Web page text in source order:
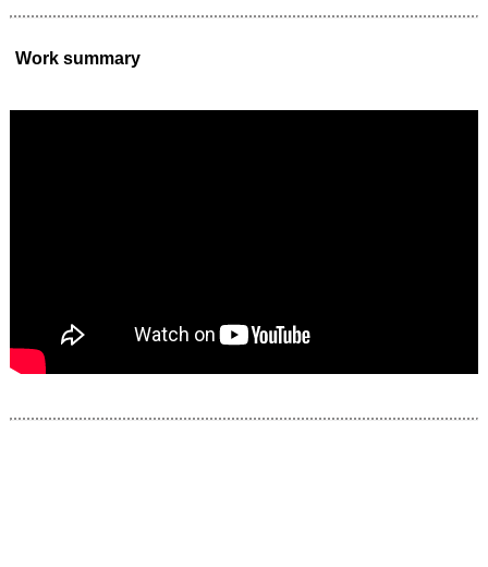
Work summary